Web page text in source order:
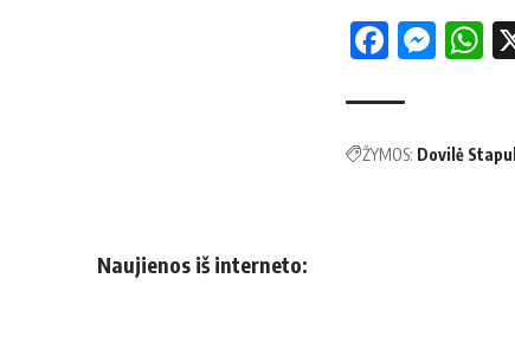
ŽYMOS: Dovilė
Naujienos iš interneto: